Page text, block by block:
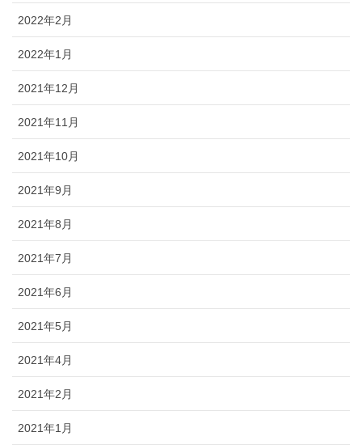
2022年2月
2022年1月
2021年12月
2021年11月
2021年10月
2021年9月
2021年8月
2021年7月
2021年6月
2021年5月
2021年4月
2021年2月
2021年1月